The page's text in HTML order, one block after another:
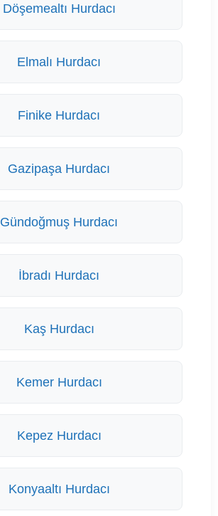
Döşemealtı Hurdacı
Elmalı Hurdacı
Finike Hurdacı
Gazipaşa Hurdacı
Gündoğmuş Hurdacı
İbradı Hurdacı
Kaş Hurdacı
Kemer Hurdacı
Kepez Hurdacı
Konyaaltı Hurdacı